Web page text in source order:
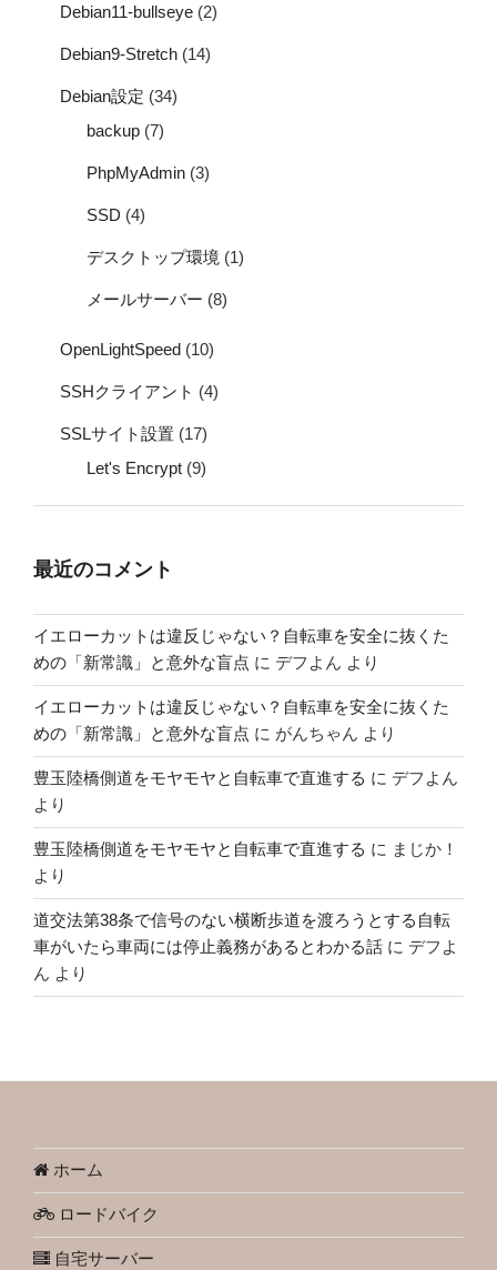
Debian11-bullseye (2)
Debian9-Stretch (14)
Debian設定 (34)
backup (7)
PhpMyAdmin (3)
SSD (4)
デスクトップ環境 (1)
メールサーバー (8)
OpenLightSpeed (10)
SSHクライアント (4)
SSLサイト設置 (17)
Let's Encrypt (9)
最近のコメント
イエローカットは違反じゃない？自転車を安全に抜くた
めの「新常識」と意外な盲点 に デフよん より
イエローカットは違反じゃない？自転車を安全に抜くた
めの「新常識」と意外な盲点 に がんちゃん より
豊玉陸橋側道をモヤモヤと自転車で直進する に デフよん
より
豊玉陸橋側道をモヤモヤと自転車で直進する に まじか！
より
道交法第38条で信号のない横断歩道を渡ろうとする自転
車がいたら車両には停止義務があるとわかる話 に デフよ
ん より
ホーム
ロードバイク
自宅サーバー